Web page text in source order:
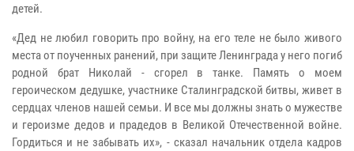
детей.
«Дед не любил говорить про войну, на его теле не было живого
места от поученных ранений, при защите Ленинграда у него погиб
родной брат Николай - сгорел в танке. Память о моем
героическом дедушке, участнике Сталинградской битвы, живет в
сердцах членов нашей семьи. И все мы должны знать о мужестве
и героизме дедов и прадедов в Великой Отечественной войне.
Гордиться и не забывать их», - сказал начальник отдела кадров